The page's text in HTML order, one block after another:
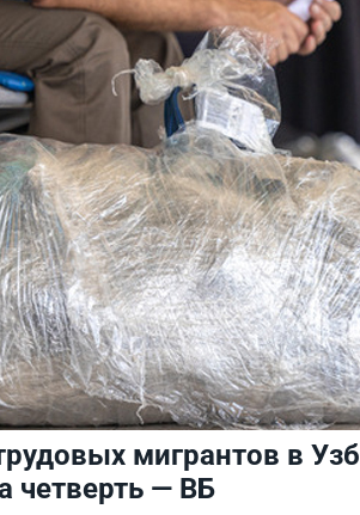
мигрантов в
четверть — ВБ